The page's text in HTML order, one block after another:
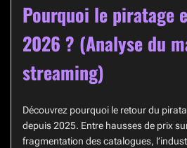
Pourquoi le piratage
2026 ? (Analyse du
streaming)
Découvrez pourquoi le retour du
depuis 2025. Entre hausses de prix
fragmentation des catalogues,